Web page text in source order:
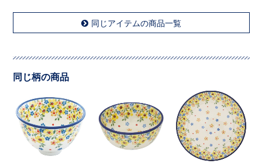
同じアイテムの商品一覧
同じ柄の商品